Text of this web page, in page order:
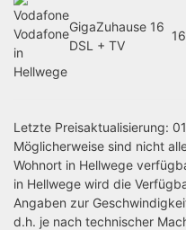
Vodafone
in
Hellwege
GigaZuhause 16
DSL + TV
Letzte Preisaktualisierung:
Möglicherweise sind nicht
Wohnort in Hellwege
in Hellwege wird die
Angaben zur
d.h. je nach technischer